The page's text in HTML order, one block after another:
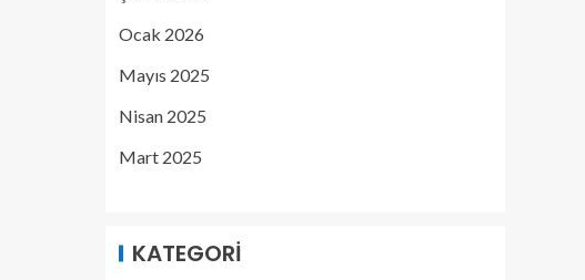
Ocak 2026
Mayıs 2025
Nisan 2025
Mart 2025
KATEGORI